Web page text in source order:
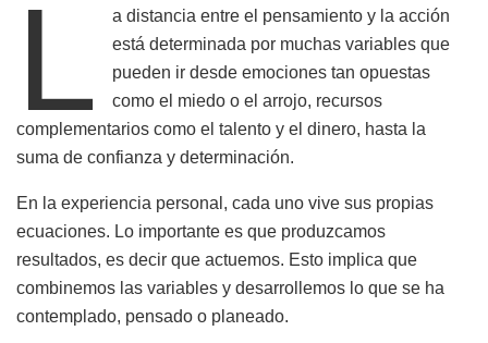
L
a distancia entre el pensamiento y la acción
está determinada por muchas variables que
pueden ir desde emociones tan opuestas
como el miedo o el arrojo, recursos
complementarios como el talento y el dinero, hasta la
suma de confianza y determinación.
En la experiencia personal, cada uno vive sus propias
ecuaciones. Lo importante es que produzcamos
resultados, es decir que actuemos. Esto implica que
combinemos las variables y desarrollemos lo que se ha
contemplado, pensado o planeado.